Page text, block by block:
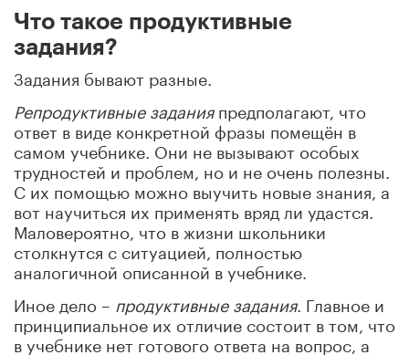
Что такое продуктивные
задания?
Задания бывают разные.
Репродуктивные заданияпредполагают, что
ответ в виде конкретной фразы помещён в
самом учебнике. Они не вызывают особых
трудностей и проблем, но и не очень полезны.
С их помощью можно выучить новые знания, а
вот научиться их применять вряд ли удастся.
Маловероятно, что в жизни школьники
столкнутся с ситуацией, полностью
аналогичной описанной в учебнике.
Иное дело – продуктивные задания. Главное и
принципиальное их отличие состоит в том, что
в учебнике нет готового ответа на вопрос, а